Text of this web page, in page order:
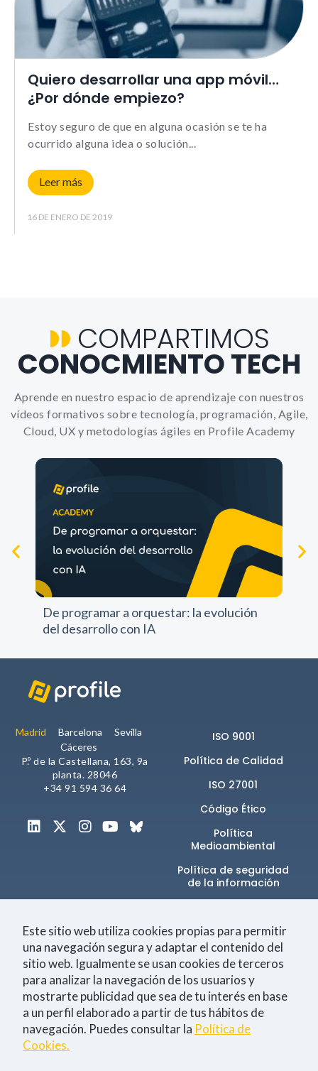
Quiero desarrollar una app móvil…
¿Por dónde empiezo?
Estoy seguro de que en alguna ocasión se te ha
ocurrido alguna idea o solución
Leer más
16 DE ENERO DE 2019
COMPARTIMOS
CONOCMIENTO TECH
Aprende en nuestro espacio de aprendizaje con nuestros
vídeos formativos sobre tecnología, programación, Agile,
Cloud, UX y metodologías ágiles en Profile Academy
De programar a orquestar: la evolución
del desarrollo con IA
Madrid Barcelona
Sevilla
Cáceres
P.º de la Castellana, 163, 9a
planta. 28046
+34 91 594 36 64
ISO 9001
Política de Calidad
ISO 27001
Código Ético
Política
Medioambiental
Política de seguridad
de la información​
Únete a la comunidad
Tecnología Negocio Eventos
Empleo
Este sitio web utiliza cookies propias para permitir
una navegación segura y adaptar el contenido del
sitio web. Igualmente se usan cookies de terceros
para analizar la navegación de los usuarios y
mostrarte publicidad que sea de tu interés en base
a un perfil elaborado a partir de tus hábitos de
navegación. Puedes consultar la Política de
Cookies.
Estas cookies no son
necesarias para que
correctamente.
_ga |
Le informamos de que puede
su navegador para bloquear o
sobre estas cookies, sin
base a cómo la
usas.
_ga | _gid |
_hjSession |
_hjSessionUser
funcione lo
mejor posible
durante tu
visita. Si
rechazas estas
cookies,
algunas
Al compartir tus
intereses y
comportamiento
nuestra web,
posibilidad de
ofertas
personalizados.
NID